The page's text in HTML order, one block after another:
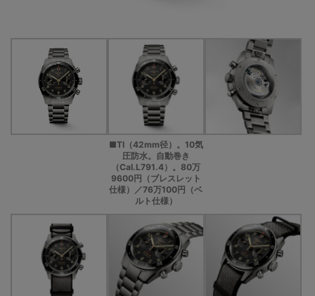
■TI（42mm径）。10気
圧防水。自動巻き
（Cal.L791.4）。80万
9600円（ブレスレット
仕様）／76万100円（ベ
ルト仕様）